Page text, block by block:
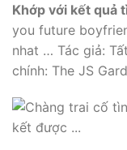
Khớp với kết quả
you future
nhat … Tác giả:
chính: The JS